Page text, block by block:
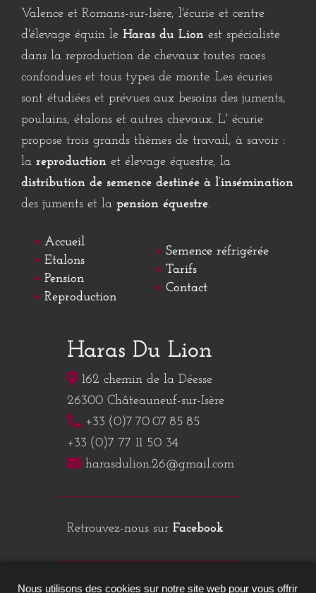
Valence et Romans-sur-Isère, l'écurie et centre
d'élevage équin le Haras du Lion est spécialiste
dans la reproduction de chevaux toutes races
confondues et tous types de monte. Les écuries
sont étudiées et prévues aux besoins des juments,
poulains, étalons et autres chevaux. L' écurie
propose trois grands thèmes de travail, à savoir :
la reproduction et élevage équestre, la
distribution de semence destinée à l’insémination
des juments et la pension équestre.
Accueil
Etalons
Pension
Reproduction
Semence réfrigérée
Tarifs
Contact
Haras Du Lion
162 chemin de la Déesse
26300 Châteauneuf-sur-Isère
+33 (0)7 70 07 85 85
+33 (0)7 77 11 50 34
harasdulion.26@gmail.com
Retrouvez-nous sur Facebook
Nous utilisons des cookies sur notre site web pour vous offrir